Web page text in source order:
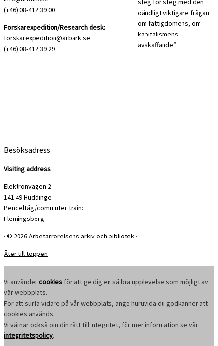
steg för steg med den
oändligt viktigare frågan
om fattigdomens, om
kapitalismens
avskaffande”.
(+46) 08-412 39 00
Forskarexpedition/Research desk:
forskarexpedition@arbark.se
(+46) 08-412 39 29
Besöksadress
Visiting address
Elektronvägen 2
141 49 Huddinge
Pendeltåg/commuter train:
Flemingsberg
· © 2026Arbetarrörelsens arkiv och bibliotek ·
Åter till toppen
Vi användercookies för att ge dig en så bra upplevelse som möjligt av
vår webbplats.
För att surfa vidare på vår webbplats, ange huruvida du godkänner att
cookies används.
Vi värnar också om din rätt till integritet, för mer information se vår
integritetspolicy.